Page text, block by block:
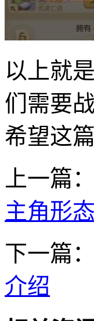
以上就
们需要
希望这
上一篇：
主角形
下一篇：
介绍